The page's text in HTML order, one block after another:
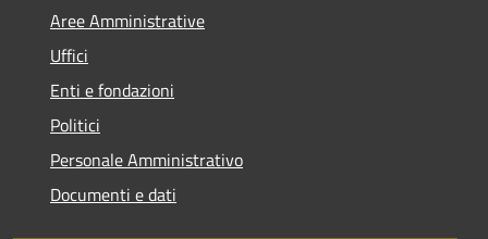
Aree Amministrative
Uffici
Enti e fondazioni
Politici
Personale Amministrativo
Documenti e dati